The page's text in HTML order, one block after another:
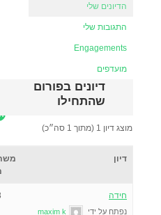
הדיונים שלי
התגובות שלי
Engagements
מועדפים
דיונים בפורום
שהתחילו
מוצג דיון 1 (מתוך 1 סה״כ)
דיון
חידה
נפתח על ידי maxim k